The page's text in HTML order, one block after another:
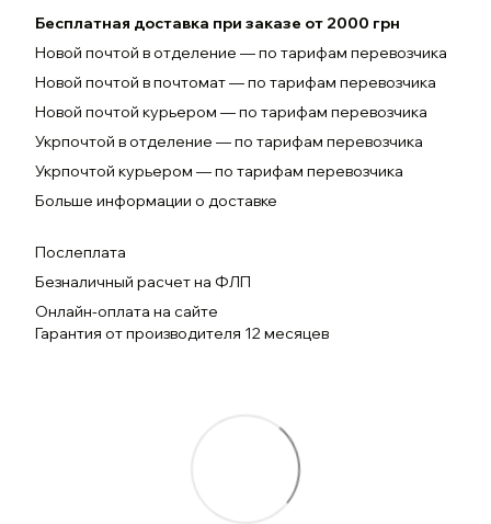
Бесплатная доставка при заказе от 2000 грн
Новой почтой в отделение — по тарифам перевозчика
Новой почтой в почтомат — по тарифам перевозчика
Новой почтой курьером — по тарифам перевозчика
Укрпочтой в отделение — по тарифам перевозчика
Укрпочтой курьером — по тарифам перевозчика
Больше информации о доставке
Послеплата
Безналичный расчет на ФЛП
Онлайн-оплата на сайте
Гарантия от производителя 12 месяцев